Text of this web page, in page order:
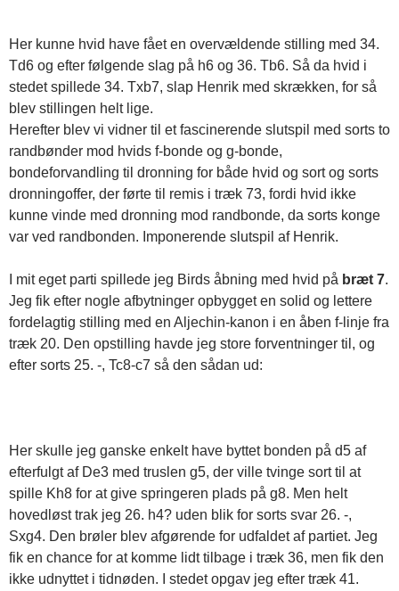
Her kunne hvid have fået en overvældende stilling med 34.
Td6 og efter følgende slag på h6 og 36. Tb6. Så da hvid i
stedet spillede 34. Txb7, slap Henrik med skrækken, for så
blev stillingen helt lige.
Herefter blev vi vidner til et fascinerende slutspil med sorts to
randbønder mod hvids f-bonde og g-bonde,
bondeforvandling til dronning for både hvid og sort og sorts
dronningoffer, der førte til remis i træk 73, fordi hvid ikke
kunne vinde med dronning mod randbonde, da sorts konge
var ved randbonden. Imponerende slutspil af Henrik.
I mit eget parti spillede jeg Birds åbning med hvid på bræt 7.
Jeg fik efter nogle afbytninger opbygget en solid og lettere
fordelagtig stilling med en Aljechin-kanon i en åben f-linje fra
træk 20. Den opstilling havde jeg store forventninger til, og
efter sorts 25. -, Tc8-c7 så den sådan ud:
Her skulle jeg ganske enkelt have byttet bonden på d5 af
efterfulgt af De3 med truslen g5, der ville tvinge sort til at
spille Kh8 for at give springeren plads på g8. Men helt
hovedløst trak jeg 26. h4? uden blik for sorts svar 26. -,
Sxg4. Den brøler blev afgørende for udfaldet af partiet. Jeg
fik en chance for at komme lidt tilbage i træk 36, men fik den
ikke udnyttet i tidnøden. I stedet opgav jeg efter træk 41.